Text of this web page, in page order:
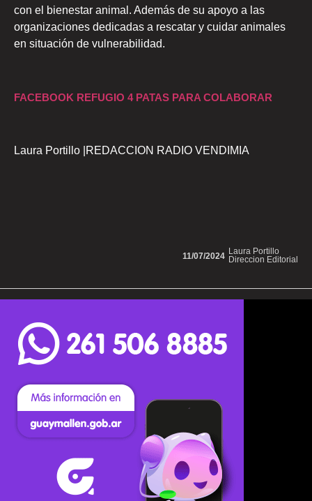
con el bienestar animal. Además de su apoyo a las
organizaciones dedicadas a rescatar y cuidar animales
en situación de vulnerabilidad.
FACEBOOK REFUGIO 4 PATAS PARA COLABORAR
Laura Portillo |REDACCION RADIO VENDIMIA
Laura Portillo
Direccion Editorial
11/07/2024